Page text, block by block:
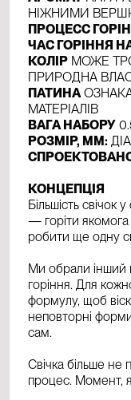
НІЖНИМИ
ПРОЦЕСС
ЧАС ГОРІННЯ
КОЛІР МОЖЕ
ПРИРОДНА
ПАТИНАОЗНАКА
МАТЕРІАЛІВ
ВАГА НАБОРУ
РОЗМІР, ММ:
КОНЦЕПЦІЯ
Більшість свічок
— горіти
робити ще одну
Ми обрали інший
горіння. Для
формулу, щоб
неповторні
сам.
Свічка більше не
процес. Момент,